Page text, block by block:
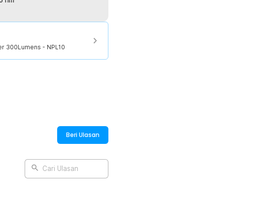
300Lumens - NPL10
Beri Ulasan
Cari Ulasan